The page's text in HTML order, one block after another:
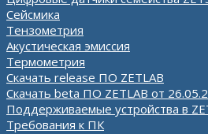
Сейсмика
Тензометрия
Акустическая эмиссия
Термометрия
Скачать release ПО ZETLAB
Скачать beta ПО ZETLAB от
Поддерживаемые устройства в
Требования к ПК